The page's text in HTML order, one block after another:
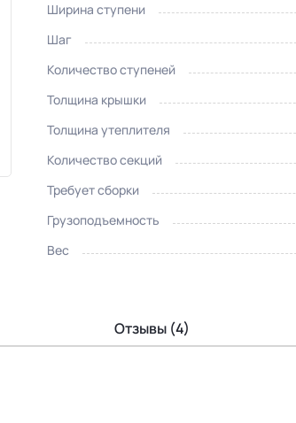
Ширина ступени
Шаг
Количество ступеней
Толщина крышки
Толщина утеплителя
Количество секций
Требует сборки
Грузоподъемность
Вес
Отзывы (4)